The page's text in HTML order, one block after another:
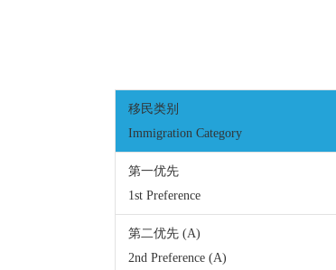
移民类别
Immigration Category
第一优先
1st Preference
第二优先 (A)
2nd Preference (A)